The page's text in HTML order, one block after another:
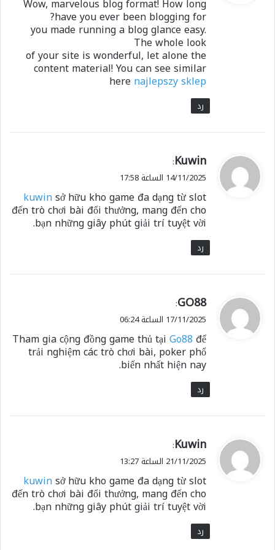
ل
have you ever been blogging for?
you made running a blog glance easy.
The whole look
of your site is wonderful, let alone the
content material! You can see similar
herenajlepszy sklep
رد
ي
ق
ل
Kuwin
:
14/11/2025 الساعة 17:58
kuwinsở hữu kho game đa dạng từ slot
đến trò chơi bài đổi thưởng, mang đến cho
bạn những giây phút giải trí tuyệt vời.
رد
ي
ق
ل
GO88
:
17/11/2025 الساعة 06:24
Tham gia cộng đồng game thủ tạiGo88 để
trải nghiệm các trò chơi bài, poker phổ
biến nhất hiện nay.
رد
ي
ق
ل
Kuwin
:
21/11/2025 الساعة 13:27
kuwinsở hữu kho game đa dạng từ slot
đến trò chơi bài đổi thưởng, mang đến cho
bạn những giây phút giải trí tuyệt vời.
رد